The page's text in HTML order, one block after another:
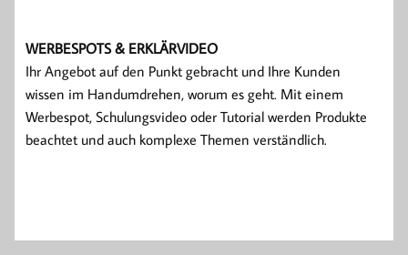
WERBESPOTS & ERKLÄRVIDEO
Ihr Angebot auf den Punkt gebracht und Ihre Kunden
wissen im Handumdrehen, worum es geht. Mit einem
Werbespot, Schulungsvideo oder Tutorial werden Produkte
beachtet und auch komplexe Themen verständlich.